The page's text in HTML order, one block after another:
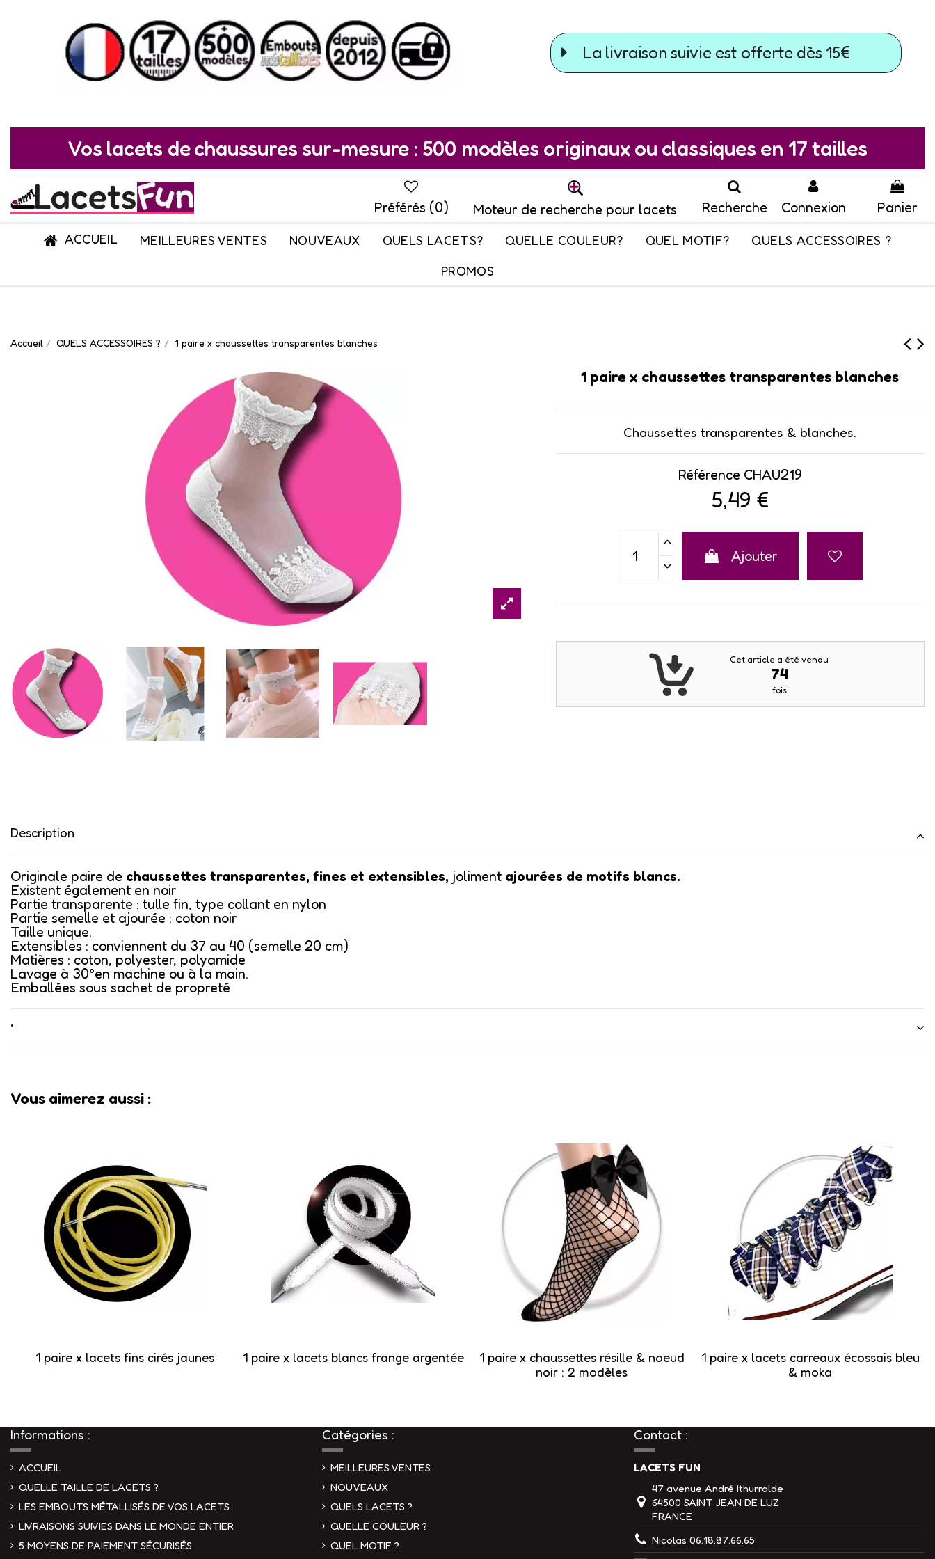
La livraison suivie est offerte dès 15€
Vos lacets de chaussures sur-mesure : 500 modèles originaux ou classiques en 17 tailles
Préférés (0) Moteur de recherche pour lacets Recherche Connexion Panier
ACCUEIL MEILLEURES VENTES NOUVEAUX QUELS LACETS? QUELLE COULEUR? QUEL MOTIF?
QUELS ACCESSOIRES ?
PROMOS
Accueil QUELS ACCESSOIRES ? 1 paire x ​chaussettes transparentes blanches
1 paire x ​chaussettes transparentes blanches
Chaussettes transparentes & blanches.
Référence CHAU219
5,49 €
Ajouter
Cet article a été vendu
74
fois
Description
Originale paire de chaussettes transparentes, fines et extensibles, joliment ajourées de motifs blancs.
Existent également en noir
Partie transparente : tulle fin, type collant en nylon
Partie semelle et ajourée : coton noir
Taille unique.
Extensibles : conviennent du 37 au 40 (semelle 20 cm)
Matières : coton, polyester, polyamide
Lavage à 30°en machine ou à la main.
Emballées sous sachet de propreté
•
Vous aimerez aussi :
1 paire x lacets fins cirés jaunes 1 paire x lacets blancs frange argentée
1 paire x ​chaussettes résille & noeud
noir : 2 modèles
1 paire x lacets carreaux écossais bleu
& moka
Informations :
ACCUEIL
QUELLE TAILLE DE LACETS ?
LES EMBOUTS MÉTALLISÉS DE VOS LACETS
LIVRAISONS SUIVIES DANS LE MONDE ENTIER
5 MOYENS DE PAIEMENT SÉCURISÉS
Catégories :
MEILLEURES VENTES
NOUVEAUX
QUELS LACETS ?
QUELLE COULEUR ?
QUEL MOTIF ?
Contact :
LACETS FUN
47 avenue André Ithurralde
64500 SAINT JEAN DE LUZ
FRANCE
Nicolas 06.18.87.66.65